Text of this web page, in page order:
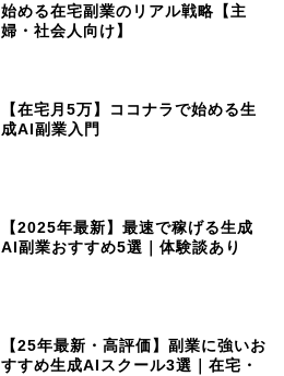
始める在宅副業のリアル戦略【主
婦・社会人向け】
【在宅月5万】ココナラで始める生
成AI副業入門
【2025年最新】最速で稼げる生成
AI副業おすすめ5選｜体験談あり
【25年最新・高評価】副業に強いお
すすめ生成AIスクール3選｜在宅・